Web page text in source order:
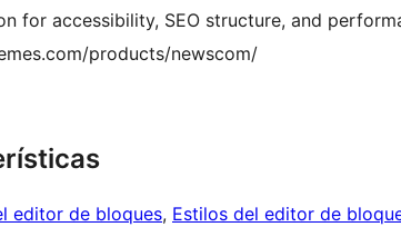
for accessibility, SEO structure, and
products/newscom/
editor de bloques, Estilos del editor de